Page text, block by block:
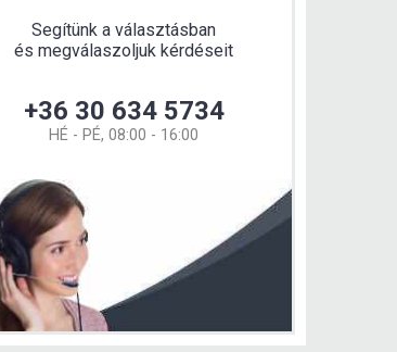
Segítünk a választásban
és megválaszoljuk kérdéseit
+36 30 634 5734
HÉ - PÉ, 08:00 - 16:00